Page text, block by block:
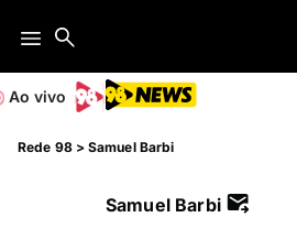
Ao vivo
Rede 98>Samuel Barbi
Samuel Barbi